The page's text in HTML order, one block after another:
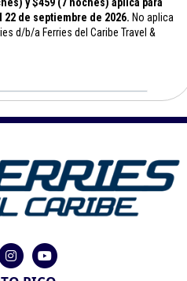
de septiembre de 2026. No aplica
d/b/a Ferries del Caribe Travel &